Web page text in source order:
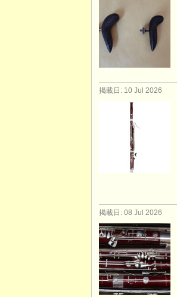
掲載日: 10 Jul 2026
掲載日: 08 Jul 2026